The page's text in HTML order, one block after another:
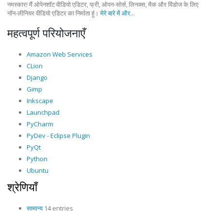
नमस्कार! मैं ओपेनशॉट वीडियो एडिटर, फ्री, ओपन-सोर्स, लिनक्स, मैक और विंडोज के लिए
नॉन-लीनियर वीडियो एडिटर का निर्माता हूं।मेरे बारे में और...
महत्वपूर्ण परियोजनाएँ
Amazon Web Services
CLion
Django
Gimp
Inkscape
Launchpad
PyCharm
PyDev - Eclipse Plugin
PyQt
Python
Ubuntu
श्रेणियाँ
सामान्य14 entries